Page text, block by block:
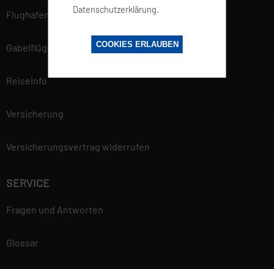
Datenschutzerklärung.
COOKIES ERLAUBEN
Flughafen Informationen
Gabelflüge
Reiseinfo
Versicherung
Versicherungsvertrag widerrufen
SERVICE
Fragen und Antworten
Glossar